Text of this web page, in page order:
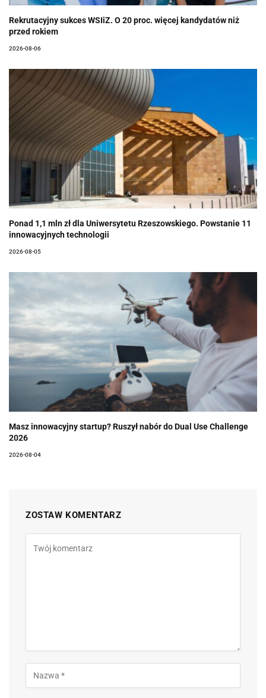
Rekrutacyjny sukces WSIiZ. O 20 proc. więcej kandydatów niż
przed rokiem
2026-08-06
Ponad 1,1 mln zł dla Uniwersytetu Rzeszowskiego. Powstanie 11
innowacyjnych technologii
2026-08-05
Masz innowacyjny startup? Ruszył nabór do Dual Use Challenge
2026
2026-08-04
ZOSTAW KOMENTARZ